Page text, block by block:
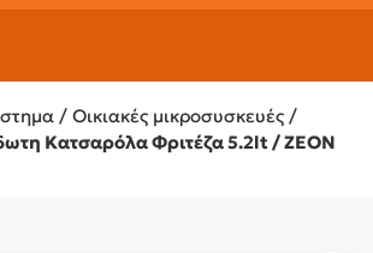
/ Οικιακές μικροσυσκευές /
Κατσαρόλα Φριτέζα 5.2lt / ZEON